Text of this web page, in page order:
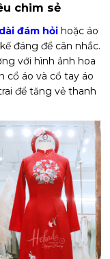
chim sẻ
đám hỏi hoặc áo
đáng để cân nhắc.
với hình ảnh hoa
cổ áo và cổ tay áo
để tăng vẻ thanh